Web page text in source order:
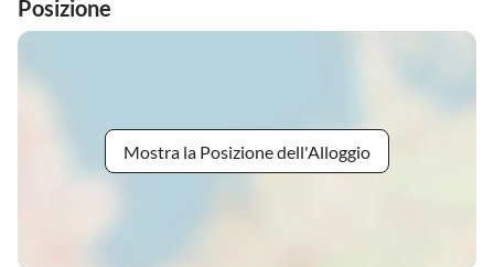
Posizione
Mostra la Posizione dell'Alloggio